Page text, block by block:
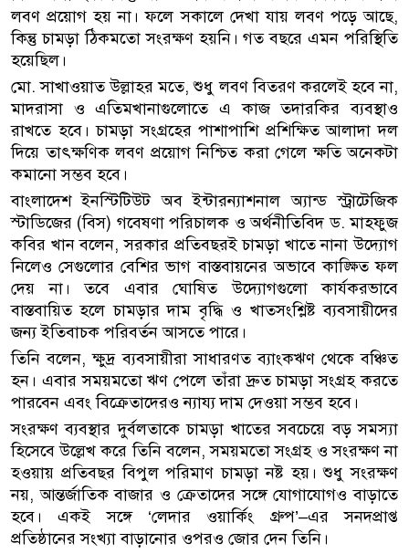
লবণ প্রয়োগ হয় না। ফলে সকালে দেখা যায় লবণ পড়ে আছে,
কিন্তু চামড়া ঠিকমতো সংরক্ষণ হয়নি। গত বছরে এমন পরিস্থিতি
হয়েছিল।
মো. সাখাওয়াত উল্লাহর মতে, শুধু লবণ বিতরণ করলেই হবে না,
মাদরাসা ও এতিমখানাগুলোতে এ কাজ তদারকির ব্যবস্থাও
রাখতে হবে। চামড়া সংগ্রহের পাশাপাশি প্রশিক্ষিত আলাদা দল
দিয়ে তাৎক্ষণিক লবণ প্রয়োগ নিশ্চিত করা গেলে ক্ষতি অনেকটা
কমানো সম্ভব হবে।
বাংলাদেশ ইনস্টিটিউট অব ইন্টারন্যাশনাল অ্যান্ড স্ট্রাটেজিক
স্টাডিজের (বিস) গবেষণা পরিচালক ও অর্থনীতিবিদ ড. মাহফুজ
কবির খান বলেন, সরকার প্রতিবছরই চামড়া খাতে নানা উদ্যোগ
নিলেও সেগুলোর বেশির ভাগ বাস্তবায়নের অভাবে কাঙ্ক্ষিত ফল
দেয় না। তবে এবার ঘোষিত উদ্যোগগুলো কার্যকরভাবে
বাস্তবায়িত হলে চামড়ার দাম বৃদ্ধি ও খাতসংশ্লিষ্ট ব্যবসায়ীদের
জন্য ইতিবাচক পরিবর্তন আসতে পারে।
তিনি বলেন, ক্ষুদ্র ব্যবসায়ীরা সাধারণত ব্যাংকঋণ থেকে বঞ্চিত
হন। এবার সময়মতো ঋণ পেলে তাঁরা দ্রুত চামড়া সংগ্রহ করতে
পারবেন এবং বিক্রেতাদেরও ন্যায্য দাম দেওয়া সম্ভব হবে।
সংরক্ষণ ব্যবস্থার দুর্বলতাকে চামড়া খাতের সবচেয়ে বড় সমস্যা
হিসেবে উল্লেখ করে তিনি বলেন, সময়মতো সংগ্রহ ও সংরক্ষণ না
হওয়ায় প্রতিবছর বিপুল পরিমাণ চামড়া নষ্ট হয়। শুধু সংরক্ষণ
নয়, আন্তর্জাতিক বাজার ও ক্রেতাদের সঙ্গে যোগাযোগও বাড়াতে
হবে। একই সঙ্গে ‘লেদার ওয়ার্কিং গ্রুপ’–এর সনদপ্রাপ্ত
প্রতিষ্ঠানের সংখ্যা বাড়ানোর ওপরও জোর দেন তিনি।